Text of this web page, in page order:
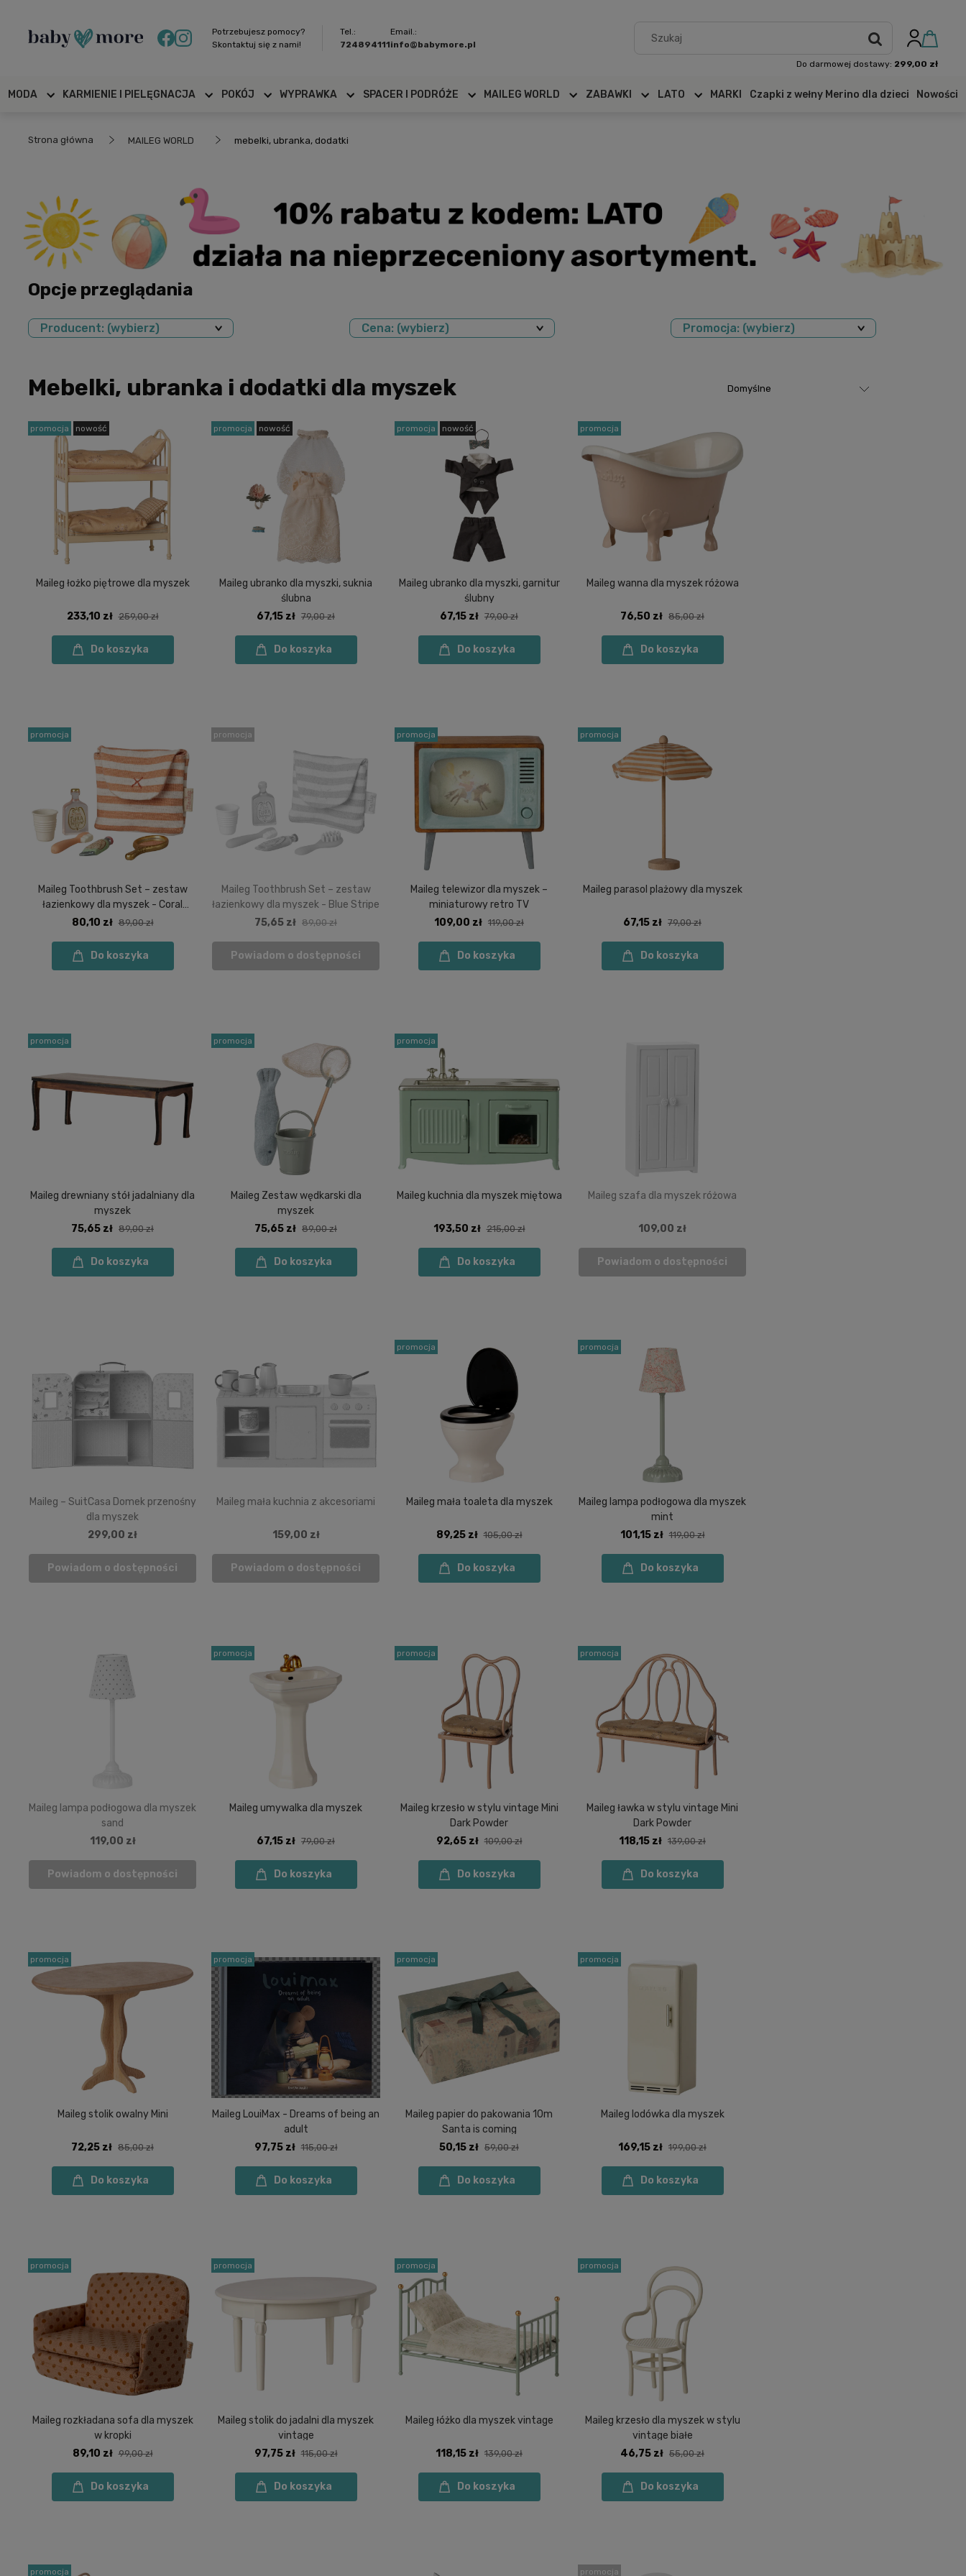
Potrzebujesz pomocy?
Skontaktuj się z nami!
Tel.:
724894111
Email.:
info@babymore.pl
Do darmowej dostawy: 299,00 zł
MODA KARMIENIE I PIELĘGNACJA POKÓJ WYPRAWKA SPACER I PODRÓŻE MAILEG WORLD ZABAWKI LATO MARKI Czapki z wełny Merino dla dzieci Nowości
Strona główna MAILEG WORLD mebelki, ubranka, dodatki
Opcje przeglądania
Producent: (wybierz) Cena: (wybierz) Promocja: (wybierz)
Mebelki, ubranka i dodatki dla myszek
Maileg łożko piętrowe dla myszek
233,10 zł 259,00 zł
Do koszyka
promocja nowość
Maileg ubranko dla myszki, suknia
ślubna
67,15 zł 79,00 zł
Do koszyka
promocja nowość
Maileg ubranko dla myszki, garnitur
ślubny
67,15 zł 79,00 zł
Do koszyka
promocja nowość
Maileg wanna dla myszek różowa
76,50 zł 85,00 zł
Do koszyka
promocja
Maileg Toothbrush Set – zestaw
łazienkowy dla myszek - Coral
Stripe
80,10 zł 89,00 zł
Do koszyka
promocja
Maileg Toothbrush Set – zestaw
łazienkowy dla myszek - Blue Stripe
75,65 zł 89,00 zł
Powiadom o dostępności
promocja
Maileg telewizor dla myszek –
miniaturowy retro TV
109,00 zł 119,00 zł
Do koszyka
promocja
Maileg parasol plażowy dla myszek
67,15 zł 79,00 zł
Do koszyka
promocja
Maileg drewniany stół jadalniany dla
myszek
75,65 zł 89,00 zł
Do koszyka
promocja
Maileg Zestaw wędkarski dla
myszek
75,65 zł 89,00 zł
Do koszyka
promocja
Maileg kuchnia dla myszek miętowa
193,50 zł 215,00 zł
Do koszyka
promocja
Maileg szafa dla myszek różowa
109,00 zł
Powiadom o dostępności
Maileg – SuitCasa Domek przenośny
dla myszek
299,00 zł
Powiadom o dostępności
Maileg mała kuchnia z akcesoriami
159,00 zł
Powiadom o dostępności
Maileg mała toaleta dla myszek
89,25 zł 105,00 zł
Do koszyka
promocja
Maileg lampa podłogowa dla myszek
mint
101,15 zł 119,00 zł
Do koszyka
promocja
Maileg lampa podłogowa dla myszek
sand
119,00 zł
Powiadom o dostępności
Maileg umywalka dla myszek
67,15 zł 79,00 zł
Do koszyka
promocja
Maileg krzesło w stylu vintage Mini
Dark Powder
92,65 zł 109,00 zł
Do koszyka
promocja
Maileg ławka w stylu vintage Mini
Dark Powder
118,15 zł 139,00 zł
Do koszyka
promocja
Maileg stolik owalny Mini
72,25 zł 85,00 zł
Do koszyka
promocja
Maileg LouiMax - Dreams of being an
adult
97,75 zł 115,00 zł
Do koszyka
promocja
Maileg papier do pakowania 10m
Santa is coming
50,15 zł 59,00 zł
Do koszyka
promocja
Maileg lodówka dla myszek
169,15 zł 199,00 zł
Do koszyka
promocja
Maileg rozkładana sofa dla myszek
w kropki
89,10 zł 99,00 zł
Do koszyka
promocja
Maileg stolik do jadalni dla myszek
vintage
97,75 zł 115,00 zł
Do koszyka
promocja
Maileg łóżko dla myszek vintage
118,15 zł 139,00 zł
Do koszyka
promocja
Maileg krzesło dla myszek w stylu
vintage białe
46,75 zł 55,00 zł
Do koszyka
promocja
promocja promocja